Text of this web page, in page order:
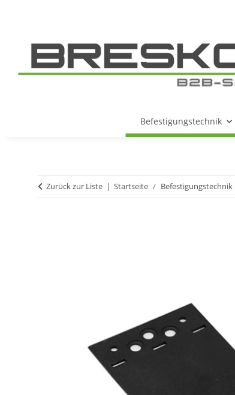
Befestigungstechnik
Zurück zur Liste Startseite Befestigungstechnik